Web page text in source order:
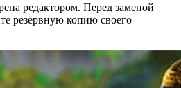
редактором. Перед заменой
резервную копию своего